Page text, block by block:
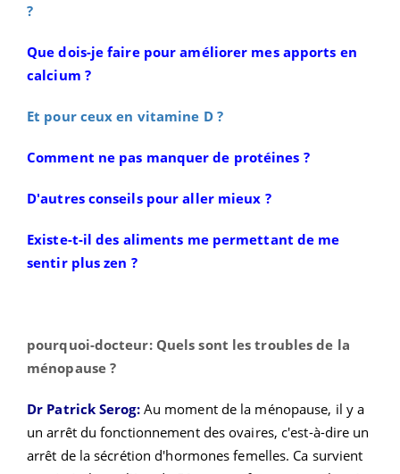
?
Que dois-je faire pour améliorer mes apports en
calcium ?
Et pour ceux en vitamine D ?
Comment ne pas manquer de protéines ?
D'autres conseils pour aller mieux ?
Existe-t-il des aliments me permettant de me
sentir plus zen ?
pourquoi-docteur: Quels sont les troubles de la
ménopause ?
Dr Patrick Serog: Au moment de la ménopause, il y a
un arrêt du fonctionnement des ovaires, c'est-à-dire un
arrêt de la sécrétion d'hormones femelles. Ca survient